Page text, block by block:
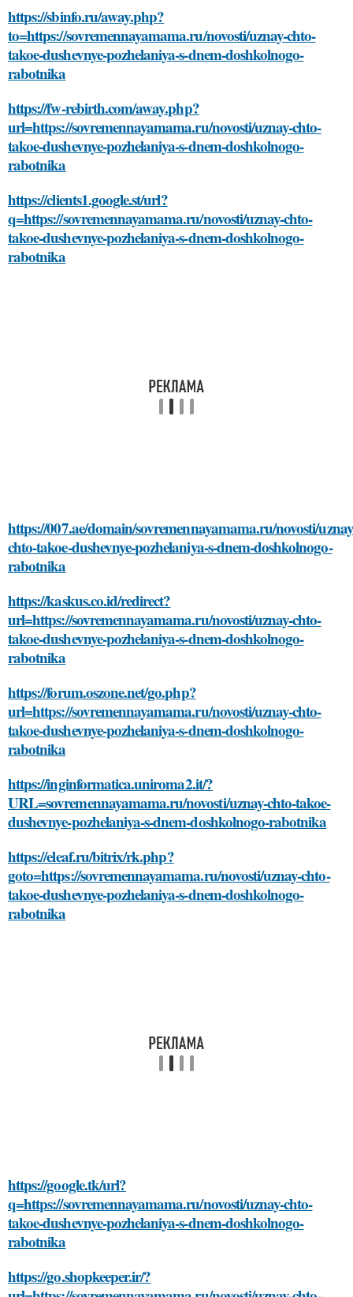
https://sbinfo.ru/away.php?
to=https://sovremennayamama.ru/novosti/uznay-chto-
takoe-dushevnye-pozhelaniya-s-dnem-doshkolnogo-
rabotnika
https://fw-rebirth.com/away.php?
url=https://sovremennayamama.ru/novosti/uznay-chto-
takoe-dushevnye-pozhelaniya-s-dnem-doshkolnogo-
rabotnika
https://clients1.google.st/url?
q=https://sovremennayamama.ru/novosti/uznay-chto-
takoe-dushevnye-pozhelaniya-s-dnem-doshkolnogo-
rabotnika
https://007.ae/domain/sovremennayamama.ru/novosti/
chto-takoe-dushevnye-pozhelaniya-s-dnem-doshkolnogo-
rabotnika
https://kaskus.co.id/redirect?
url=https://sovremennayamama.ru/novosti/uznay-chto-
takoe-dushevnye-pozhelaniya-s-dnem-doshkolnogo-
rabotnika
https://forum.oszone.net/go.php?
url=https://sovremennayamama.ru/novosti/uznay-chto-
takoe-dushevnye-pozhelaniya-s-dnem-doshkolnogo-
rabotnika
https://inginformatica.uniroma2.it/?
URL=sovremennayamama.ru/novosti/uznay-chto-takoe-
dushevnye-pozhelaniya-s-dnem-doshkolnogo-rabotnika
https://eleaf.ru/bitrix/rk.php?
goto=https://sovremennayamama.ru/novosti/uznay-chto-
takoe-dushevnye-pozhelaniya-s-dnem-doshkolnogo-
rabotnika
https://google.tk/url?
q=https://sovremennayamama.ru/novosti/uznay-chto-
takoe-dushevnye-pozhelaniya-s-dnem-doshkolnogo-
rabotnika
https://go.shopkeeper.ir/?